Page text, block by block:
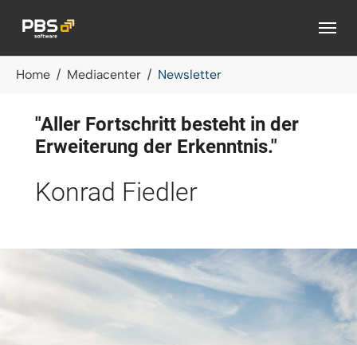
Home Mediacenter Newsletter
"Aller Fortschritt besteht in der
Erweiterung der Erkenntnis."
Konrad Fiedler